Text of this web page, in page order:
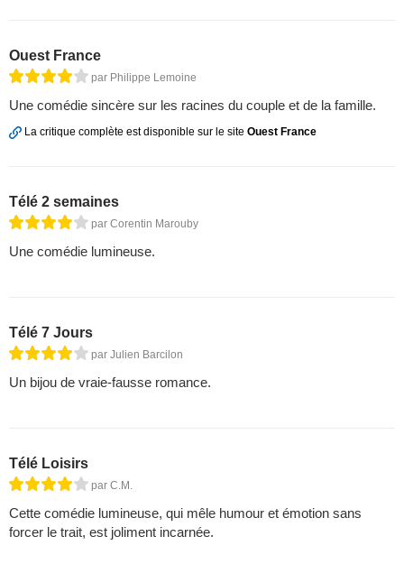
Ouest France
par Philippe Lemoine
Une comédie sincère sur les racines du couple et de la famille.
La critique complète est disponible sur le site Ouest France
Télé 2 semaines
par Corentin Marouby
Une comédie lumineuse.
Télé 7 Jours
par Julien Barcilon
Un bijou de vraie-fausse romance.
Télé Loisirs
par C.M.
Cette comédie lumineuse, qui mêle humour et émotion sans
forcer le trait, est joliment incarnée.